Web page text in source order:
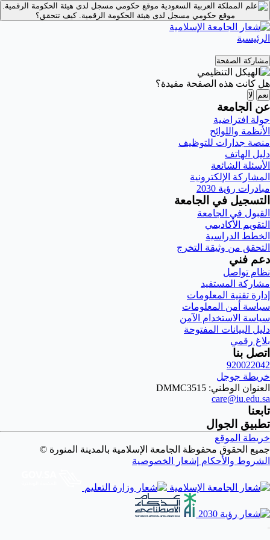
موقع حكومي مسجل لدى هيئة الحكومة الرقمية.
موقع حكومي مسجل لدى هيئة الحكومة الرقمية.كيف تتحقق؟
الرئيسية
مشاركة الصفحة
هل كانت هذه الصفحة مفيدة؟
نعم لا
عن الجامعة
جولة افتراضية
الأنظمة واللوائح
منصة جدارات للتوظيف
دليل الهاتف
الأسئلة الشائعة
المشاركة الإلكترونية
مبادرات رؤية 2030
التسجيل في الجامعة
القبول في الجامعة
التقويم الأكاديمي
الخطط الدراسية
التحقق من وثيقة التخرج
دعم فني
نظام تواصل
مشاركة المستفيد
إدارة تقنية المعلومات
سياسة أمن المعلومات
سياسة الاستخدام الآمن
دليل البيانات المفتوحة
بلاغ رقمي
اتصل بنا
920022042
خريطة جوجل
العنوان الوطني: DMMC3515
care@iu.edu.sa
تابعنا
تطبيق الجوال
خريطة الموقع
جميع الحقوق محفوظة الجامعة الإسلامية بالمدينة المنورة ©
الشروط والأحكام إشعار الخصوصية